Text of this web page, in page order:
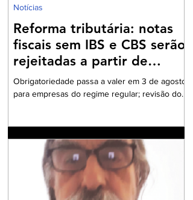
Reforma tributária: notas
fiscais sem IBS e CBS serão
rejeitadas a partir de
agosto
Obrigatoriedade passa a valer em 3 de agosto
para empresas do regime regular; revisão dos
Fazenda passará a rejeitar a emissão de NF-e
e NFC-e que não contenham o preenchimento
dos campos relativos ao Imposto sobre Bens e
Serviços (IBS) e à Contribuição sobre Bens e
Serviços (CBS). A mudança marca uma das
Notícias